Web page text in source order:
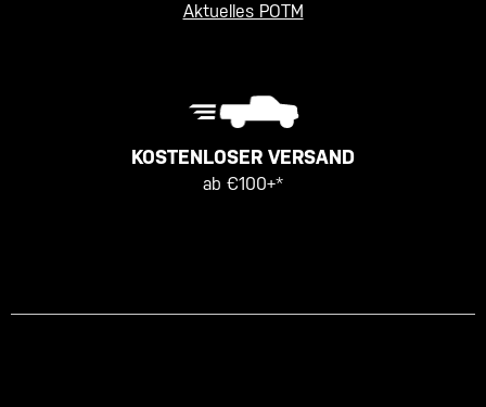
Aktuelles POTM
KOSTENLOSER VERSAND
ab €100+*